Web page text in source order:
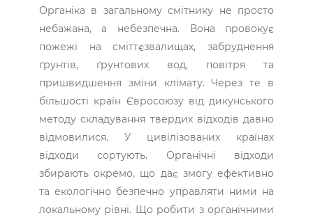
Органіка в загальному смітнику не просто
небажана, а небезпечна. Вона провокує
пожежі на сміттєзвалищах, забруднення
ґрунтів, ґрунтових вод, повітря та
пришвидшення зміни клімату. Через те в
більшості країн Євросоюзу від дикунського
методу складування твердих відходів давно
відмовилися. У цивілізованих країнах
відходи сортують. Органічні відходи
збирають окремо, що дає змогу ефективно
та екологічно безпечно управляти ними на
локальному рівні. Що робити з органічними